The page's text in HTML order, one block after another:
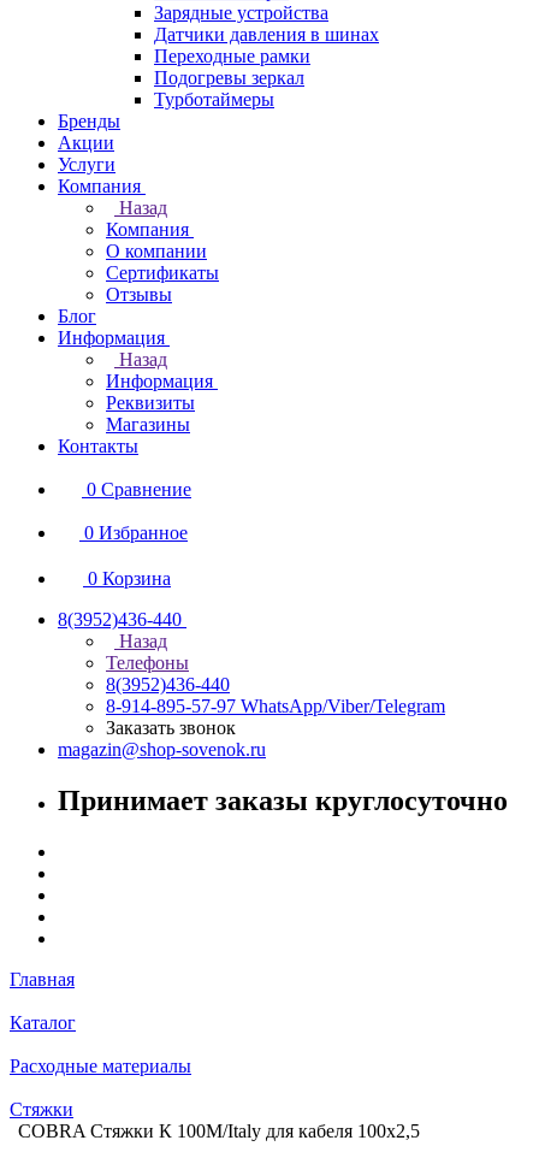
Зарядные устройства
Датчики давления в шинах
Переходные рамки
Подогревы зеркал
Турботаймеры
Бренды
Акции
Услуги
Компания
Назад
Компания
О компании
Сертификаты
Отзывы
Блог
Информация
Назад
Информация
Реквизиты
Магазины
Контакты
0 Сравнение
0 Избранное
0 Корзина
8(3952)436-440
Назад
Телефоны
8(3952)436-440
8-914-895-57-97 WhatsApp/Viber/Telegram
Заказать звонок
magazin@shop-sovenok.ru
Принимает заказы круглосуточно
Главная
Каталог
Расходные материалы
Стяжки
COBRA Стяжки К 100M/Italy для кабеля 100х2,5